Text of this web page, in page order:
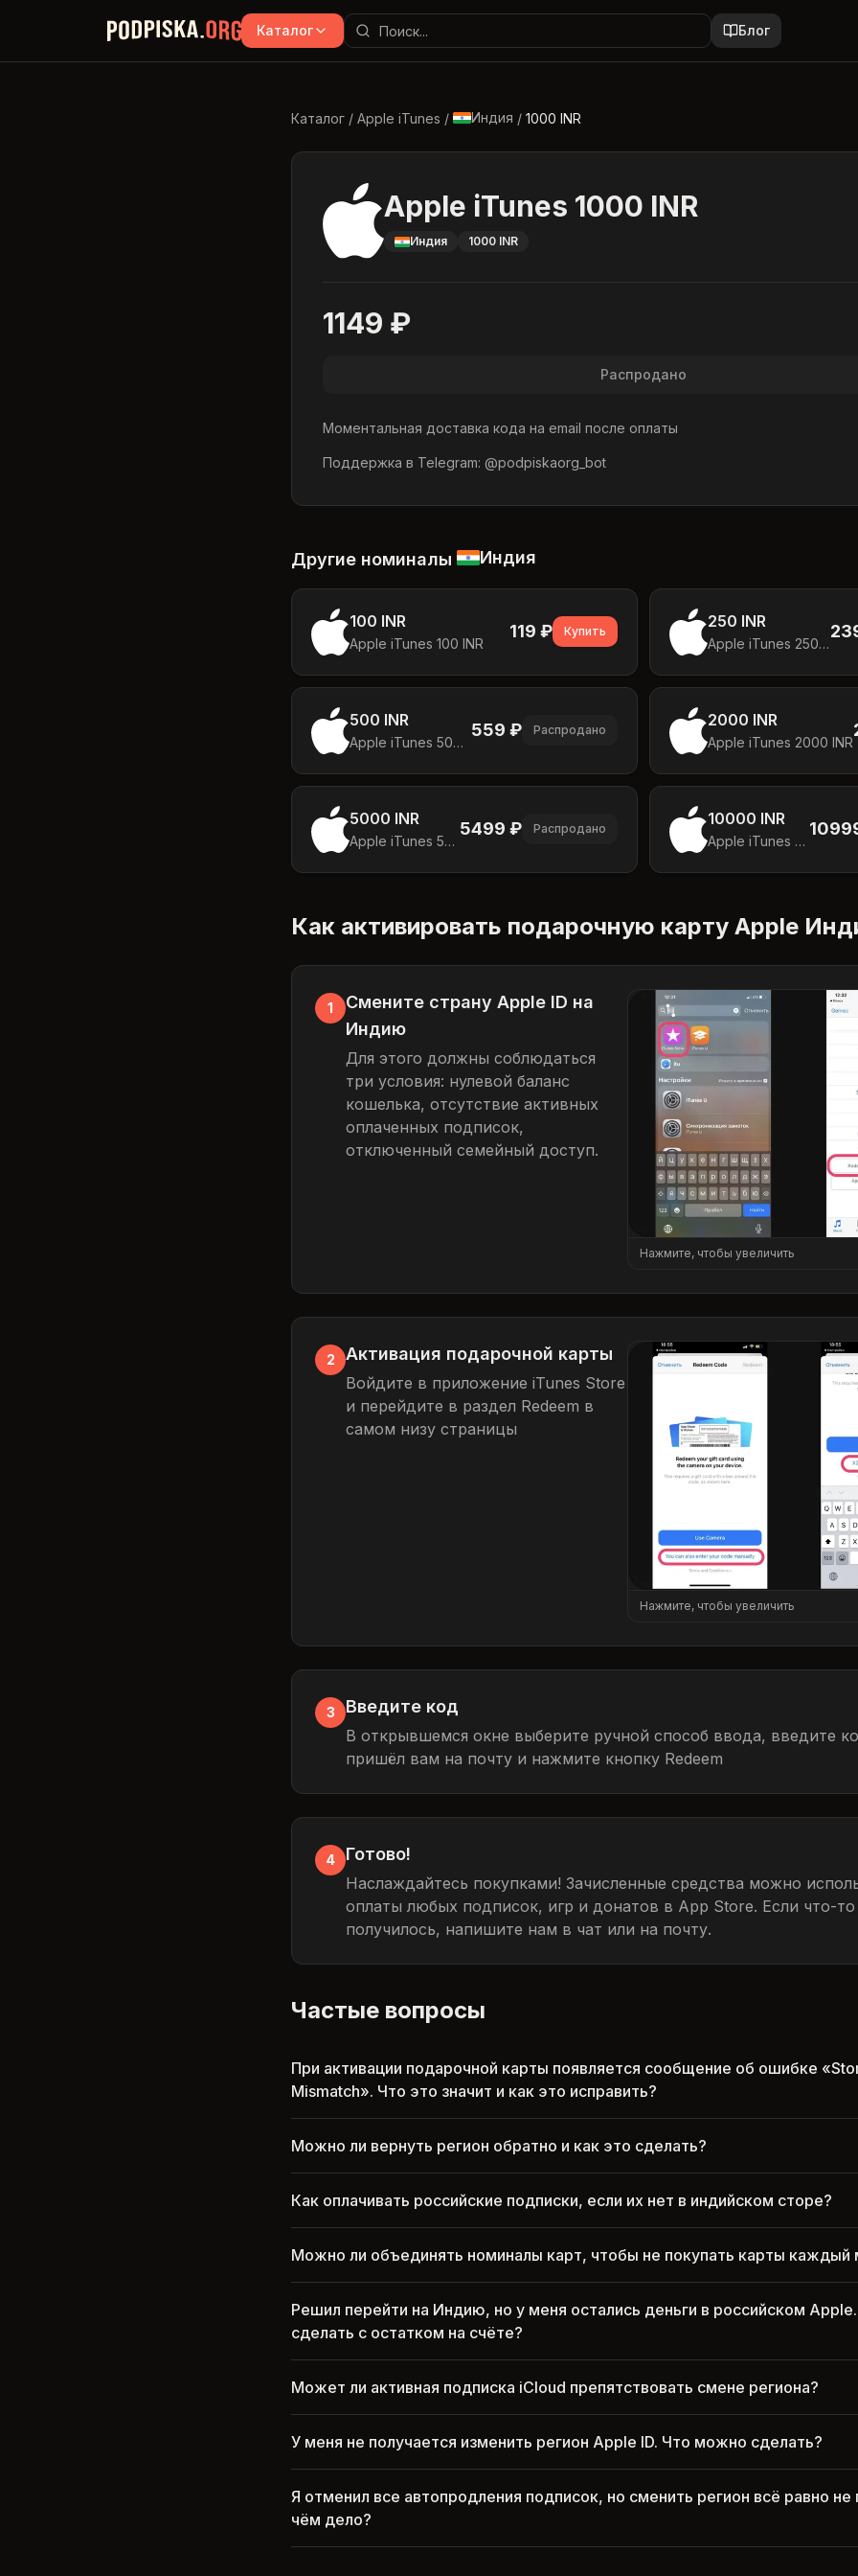
Перейти к основному содержимому
Каталог Блог
Каталог / Apple iTunes / Индия / 1000 INR
Apple iTunes 1000 INR
Индия 1000 INR
1149 ₽
Распродано
Моментальная доставка кода на email после оплаты
Поддержка в Telegram: @podpiskaorg_bot
Другие номиналы Индия
100 INR
Apple iTunes 100 INR
119 ₽ Купить
250 INR
Apple iTunes 250 INR
500 INR
Apple iTunes 500 INR
559 ₽ Распродано
2000 INR
Apple iTunes 2000 INR
5000 INR
Apple iTunes 5000 INR
5499 ₽ Распродано
10000 INR
Apple iTunes 10000 INR
Как активировать подарочную карту Apple
1
Смените страну Apple ID на
Индию
Для этого должны соблюдаться
три условия: нулевой баланс
кошелька, отсутствие активных
оплаченных подписок,
отключенный семейный доступ.
Нажмите, чтобы увеличить
2 Активация подарочной карты
Войдите в приложение iTunes Store
и перейдите в раздел Redeem в
самом низу страницы
Нажмите, чтобы увеличить
3 Введите код
В открывшемся окне выберите ручной способ ввода, введите
пришёл вам на почту и нажмите кнопку Redeem
4 Готово!
Наслаждайтесь покупками! Зачисленные средства можно
оплаты любых подписок, игр и донатов в App Store. Если что-
получилось, напишите нам в чат или на почту.
Частые вопросы
При активации подарочной карты появляется сообщение об ошибке
Mismatch». Что это значит и как это исправить?
Можно ли вернуть регион обратно и как это сделать?
Как оплачивать российские подписки, если их нет в индийском сторе?
Можно ли объединять номиналы карт, чтобы не покупать карты каждый
Решил перейти на Индию, но у меня остались деньги в российском
сделать с остатком на счёте?
Может ли активная подписка iCloud препятствовать смене региона?
У меня не получается изменить регион Apple ID. Что можно сделать?
Я отменил все автопродления подписок, но сменить регион всё равно не
чём дело?